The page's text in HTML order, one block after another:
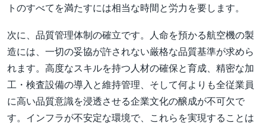
トのすべてを満たすには相当な時間と労力を要します。
次に、品質管理体制の確立です。人命を預かる航空機の製
造には、一切の妥協が許されない厳格な品質基準が求めら
れます。高度なスキルを持つ人材の確保と育成、精密な加
工・検査設備の導入と維持管理、そして何よりも全従業員
に高い品質意識を浸透させる企業文化の醸成が不可欠で
す。インフラが不安定な環境で、これらを実現することは